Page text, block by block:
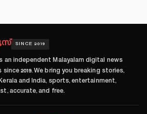
SINCE 2019
an independent Malayalam digital news
since 2019. We bring you breaking stories,
and India, sports, entertainment,
accurate, and free.